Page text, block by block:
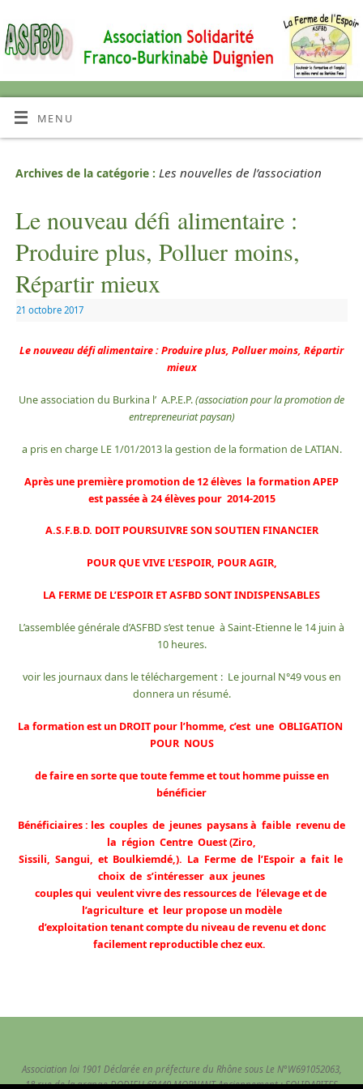
MENU
Archives de la catégorie : Les nouvelles de l’association
Le nouveau défi alimentaire :
Produire plus, Polluer moins,
Répartir mieux
21 octobre 2017
Le nouveau défi alimentaire : Produire plus, Polluer moins, Répartir
mieux
Une association du Burkina l’ A.P.E.P.(association pour la promotion de
entrepreneuriat paysan)
a pris en charge LE 1/01/2013 la gestion de la formation de LATIAN.
Après une première promotion de 12 élèves la formation APEP
est passée à 24 élèves pour 2014-2015
A.S.F.B.D. DOIT POURSUIVRE SON SOUTIEN FINANCIER
POUR QUE VIVE L’ESPOIR, POUR AGIR,
LA FERME DE L’ESPOIR ET ASFBD SONT INDISPENSABLES
L’assemblée générale d’ASFBD s’est tenue à Saint-Etienne le 14 juin à
10 heures.
voir les journaux dans le téléchargement : Le journal N°49 vous en
donnera un résumé.
La formation est un DROIT pour l’homme, c’est une OBLIGATION
POUR NOUS
de faire en sorte que toute femme et tout homme puisse en
bénéficier
Bénéficiaires : les couples de jeunes paysans à faible revenu de
la région Centre Ouest (Ziro,
Sissili, Sangui‚ et Boulkiemdé‚). La Ferme de l’Espoir a fait le
choix de s’intéresser aux jeunes
couples qui veulent vivre des ressources de l’élevage et de
l’agriculture et leur propose un modèle
d’exploitation tenant compte du niveau de revenu et donc
facilement reproductible chez eux.
Association loi 1901 Déclarée en préfecture du Rhône sous Le N°W691052063,
18 rue de la grange DODIEU 69440 MORNANT Anciennement : SOLIDARITES